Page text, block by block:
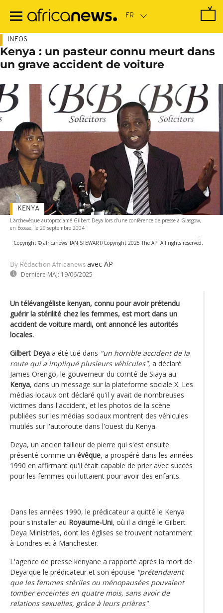
contenu
INFOS
Kenya : un pasteur connu meurt dans
un grave accident de voiture
L'archevêque autoproclamé Gilbert Deya lors d'une conférence de presse à Glasgow,
en Écosse, le 29 septembre 2004
-
Copyright © africanews IAN STEWART/Copyright 2025 The AP. All rights reserved.
By Rédaction Africanews avec AP
Dernière MAJ: 19/06/2025
KENYA
Un télévangéliste kenyan, connu pour avoir prétendu
guérir la stérilité chez les femmes, est mort dans un
accident de voiture mardi, ont annoncé les autorités
locales.
Gilbert Deya a été tué dans "un horrible accident de la
route qui a impliqué plusieurs véhicules", a déclaré
James Orengo, le gouverneur du comté de Siaya au
Kenya, dans un message sur la plateforme sociale X. Les
médias locaux ont déclaré qu'il y avait de nombreuses
victimes dans l'accident, et les photos de la scène
publiées sur les médias sociaux montrent des véhicules
mutilés sur l'autoroute dans l'ouest du Kenya.
Deya, un ancien tailleur de pierre qui s'est ensuite
présenté comme un évêque, a prospéré dans les années
1990 en affirmant qu'il était capable de prier avec succès
pour les femmes qui luttaient pour avoir des enfants.
Dans les années 1990, le prédicateur a quitté le Kenya
pour s'installer au Royaume-Uni, où il a dirigé le Gilbert
Deya Ministries, dont les églises se trouvent notamment
à Londres et à Manchester.
L'agence de presse kenyane a rapporté après la mort de
Deya que le prédicateur et son épouse "prétendaient
que les femmes stériles ou ménopausées pouvaient
tomber enceintes en quatre mois, sans avoir de
relations sexuelles, grâce à leurs prières".